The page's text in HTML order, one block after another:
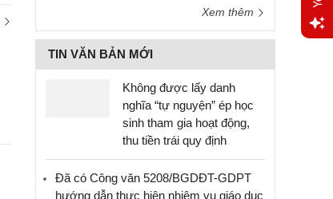
Xem thêm
TIN VĂN BẢN MỚI
Không được lấy danh
nghĩa “tự nguyện” ép học
sinh tham gia hoạt động,
thu tiền trái quy định
Đã có Công văn 5208/BGDĐT-GDPT
hướng dẫn thực hiện nhiệm vụ giáo dục